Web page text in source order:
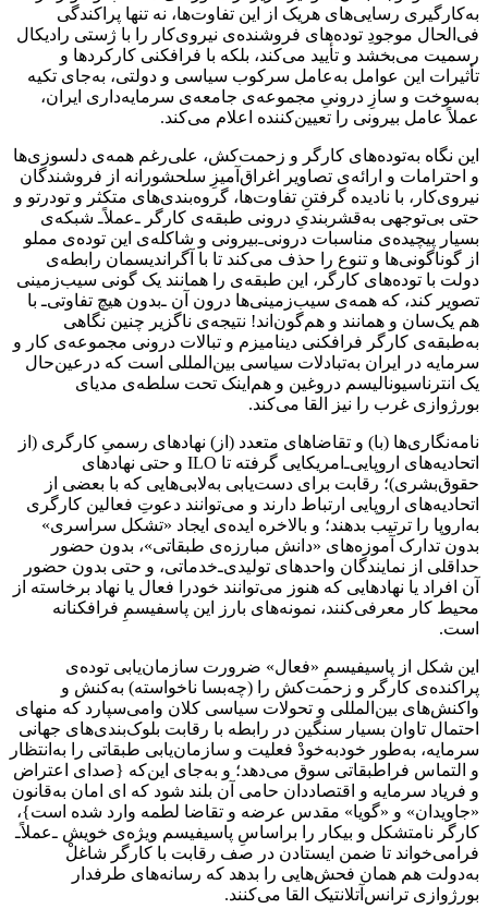
به‌کارگیری رسایی‌های هریک از این تفاوت‌ها، نه تنها پراکندگی
فی‌الحال موجودِ توده‌های فروشنده‌ی نیروی‌کار را با ژستی رادیکال
رسمیت می‌بخشد و تأیید می‌کند، بلکه با فرافکنی کارکردها و
تأثیرات این عوامل به‌‌عامل سرکوب سیاسی و دولتی، به‌جای تکیه
به‌سوخت و سازِ درونیِ مجموعه‌ی جامعه‌ی سرمایه‌داری ایران،
‌عملاً‌ عامل بیرونی را تعیین‌کننده اعلام می‌کند.
این نگاه به‌توده‌های کارگر و زحمت‌کش، علی‌رغم همه‌ی دلسوزی‌ها
و احترامات و ارائه‌ی تصاویر اغراق‌آمیزِ سلحشورانه از فروشندگان
نیروی‌کار، با نادیده گرفتنِ تفاوت‌ها، گروه‌بندی‌های متکثر و تودرتو و
حتی بی‌توجهی به‌قشربندیِ درونی طبقه‌ی کارگر ـ‌عملاً‌ـ شبکه‌ی
بسیار پیچیده‌ی مناسبات درونی‌ـ‌بیرونی و شاکله‌ی این توده‌ی مملو
از گوناگونی‌ها‌ و تنوع را حذف می‌کند تا با آگراندیسمان رابطه‌ی
دولت‌ با توده‌های کارگر، این طبقه‌ی را همانند یک گونی سیب‌زمینی
‌تصویر کند، که همه‌ی سیب‌زمینی‌ها درون آن ـ‌بدون هیچ تفاوتی‌ـ با
هم یک‌سان و همانند و هم‌گون‌اند! نتیجه‌ی ناگزیر چنین نگاهی
به‌طبقه‌ی کارگر فرافکنی دینامیزم و تبالات درونی مجموعه‌ی کار‌ و
سرمایه در ایران به‌تبادلات سیاسی بین‌المللی است که درعین‌حال
یک انترناسیونالیسم دروغین و هم‌اینک تحت سلطه‌ی مدیای
بورژوازی غرب را نیز القا می‌کند.
نامه‌نگاری‌ها (با) و تقاضاهای متعدد (از) نهادهای رسمیِ کارگری (از
اتحادیه‌ها‌ی اروپایی‌ـ‌امریکایی گرفته تا ILO و حتی نهادهای
حقوق‌بشری)؛ رقابت برای دست‌یابی به‌لابی‌هایی که با بعضی از
اتحادیه‌های اروپایی ارتباط دارند و می‌توانند دعوتِ فعالین کارگری
به‌اروپا را ترتیب بدهند؛ و بالاخره ایده‌ی ایجاد «تشکل سراسری»
بدون تدارک آموزه‌های «دانش مبارزه‌ی طبقاتی»، بدون حضور
حداقلی از نمایندگان واحدهای تولید‌ی‌ـ‌خدماتی، و حتی بدون حضور
آن افراد یا نهادهایی که هنوز می‌توانند خودرا فعال یا نهاد برخاسته از
محیط کار معرفی‌کنند، نمونه‌های بارز این پاسفیسمِ فرافکنانه
است.
این شکل از پاسیفیسمِ «فعال» ضرورت سازمان‌یابی توده‌ی
پراکنده‌ی کارگر و زحمت‌کش را (چه‌بسا ناخواسته) به‌کنش و
واکنش‌های بین‌المللی و تحولات سیاسی کلان وامی‌سپارد که منهای
احتمال تاوان بسیار سنگین در رابطه با رقابت بلوک‌بندی‌های جهانی
سرمایه، به‌طور خودبه‌خودْ فعلیت و سازمان‌یابی طبقاتی را به‌انتظار
و التماس فراطبقاتی سوق می‌دهد؛ و به‌جای این‌که {صدای اعتراض
و فریاد سرمایه و اقتصاددان حامی آن بلند ‌شود که ای امان به‌قانون
«جاویدان» و «گویا» مقدس عرضه و تقاضا لطمه وارد شده است}،
کارگر نامتشکل و بیکار را براساسِ پاسیفیسم ویژه‌ی خویش ـ‌عملاً‌ـ
فرامی‌خواند تا ضمن ایستادن در صف رقابت با کارگر شاغلْ
به‌دولت هم همان فحش‌هایی را بدهد که رسانه‌های طرفدار
بورژوازی ترانس‌آتلانتیک القا می‌کنند.